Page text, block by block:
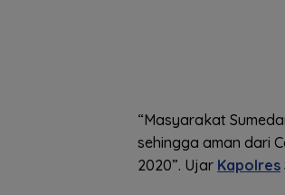
“Masyarakat
sehingga aman dari
2020”. Ujar Kapolres